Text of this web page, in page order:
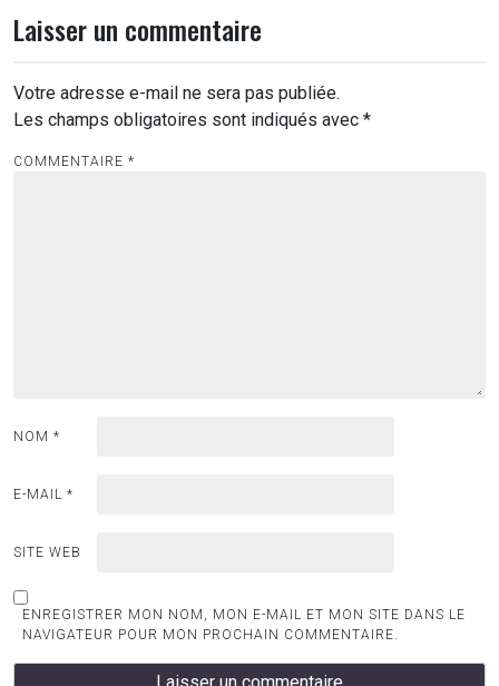
Laisser un commentaire
Votre adresse e-mail ne sera pas publiée.
Les champs obligatoires sont indiqués avec *
COMMENTAIRE *
NOM *
E-MAIL *
SITE WEB
ENREGISTRER MON NOM, MON E-MAIL ET MON SITE DANS LE
NAVIGATEUR POUR MON PROCHAIN COMMENTAIRE.